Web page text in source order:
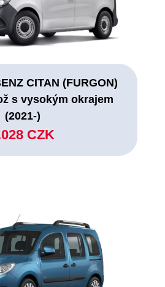
CITAN (FURGON)
s vysokým okrajem
(2021-)
CZK